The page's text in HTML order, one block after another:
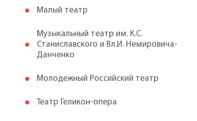
Малый театр
Музыкальный театр им. К.С.
Станиславского и Вл.И. Немировича-
Данченко
Молодежный Российский театр
Театр Геликон-опера